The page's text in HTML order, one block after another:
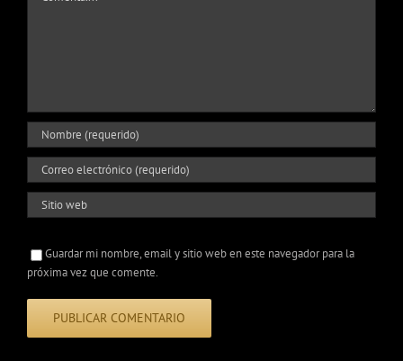
Guardar mi nombre, email y sitio web en este navegador para la
próxima vez que comente.